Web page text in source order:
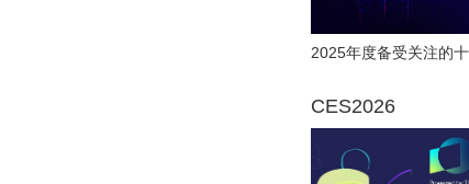
2025年度备受关注的
CES2026